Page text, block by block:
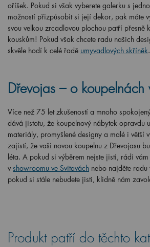
oříšek. Pokud si však vyberete galerku s
možností přizpůsobit si její dekor, pak máte
svou velkou zrcadlovou plochou patří přesně
kouskům! Pokud však chcete radu našich
skvěle hodí k celé řadě umyvadlových skříněk.
Dřevojas – o koupelnách
Více než 75 let zkušeností a mnoho
dává jistotu, že koupelnový nábytek opravdu
materiály, promyšlené designy a malé i větší
zajistí, že vaši novou koupelnu z Dřevojasu
léta. A pokud si výběrem nejste jisti, rádi
v showroomu ve Svitavách nebo najděte radu
pokud si stále nebudete jisti, klidně nám
Produkt patří do těchto